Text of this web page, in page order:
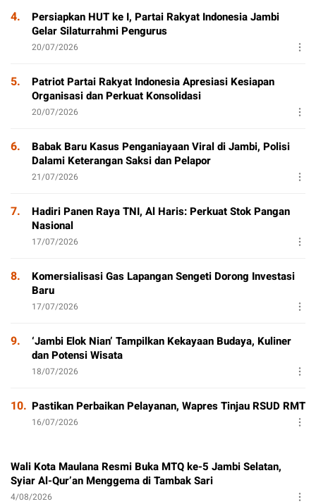
4.
Persiapkan HUT ke I, Partai Rakyat Indonesia Jambi
Gelar Silaturrahmi Pengurus
20/07/2026
5.
Patriot Partai Rakyat Indonesia Apresiasi Kesiapan
Organisasi dan Perkuat Konsolidasi
20/07/2026
6.
Babak Baru Kasus Penganiayaan Viral di Jambi, Polisi
Dalami Keterangan Saksi dan Pelapor
21/07/2026
7.
Hadiri Panen Raya TNI, Al Haris: Perkuat Stok Pangan
Nasional
17/07/2026
8.
Komersialisasi Gas Lapangan Sengeti Dorong Investasi
Baru
17/07/2026
9.
‘Jambi Elok Nian’ Tampilkan Kekayaan Budaya, Kuliner
dan Potensi Wisata
18/07/2026
10. Pastikan Perbaikan Pelayanan, Wapres Tinjau RSUD RMT
16/07/2026
Wali Kota Maulana Resmi Buka MTQ ke-5 Jambi Selatan,
Syiar Al-Qur’an Menggema di Tambak Sari
4/08/2026